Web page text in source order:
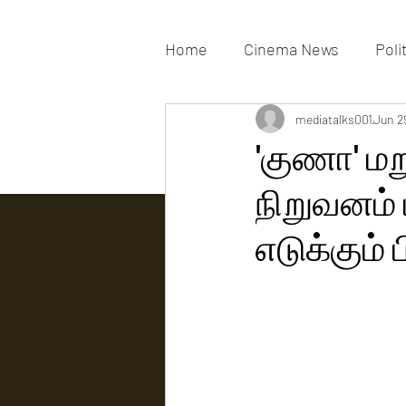
Home Cinema News
Movies Gallery Actress
'குணா'
எடுக்கும்
mediatalks001Jun